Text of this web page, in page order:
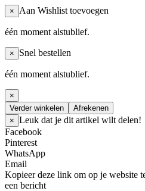
× Aan Wishlist toevoegen
één moment alstublief.
× Snel bestellen
één moment alstublief.
×
Verder winkelen
Afrekenen
× Leuk dat je dit artikel wilt delen!
Facebook
Pinterest
WhatsApp
Email
Kopieer deze link om op je website
een bericht